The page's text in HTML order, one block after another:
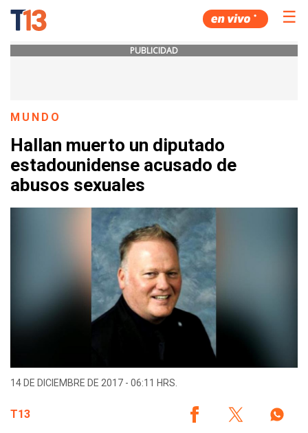
☰
PUBLICIDAD
MUNDO
Hallan muerto un diputado
estadounidense acusado de
abusos sexuales
14 DE DICIEMBRE DE 2017 - 06:11 HRS.
T13